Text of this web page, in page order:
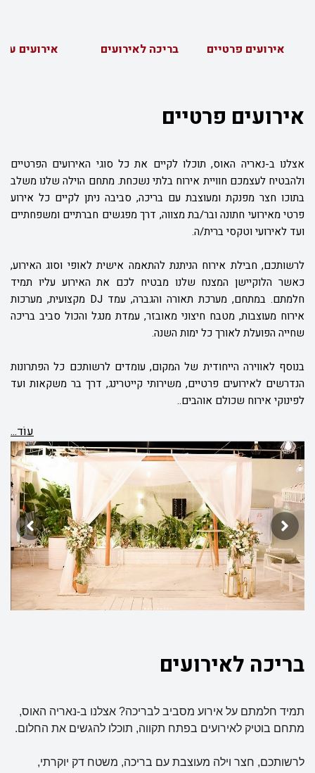
אירועים פרטיים בריכה לאירועים אירועים
אירועים פרטיים
אצלנו ב-נאריה האוס, תוכלו לקיים את כל סוגי האירועים הפרטיים
ולהבטיח לעצמכם חוויית אירוח בלתי נשכחת. מתחם הוילה שלנו משלב
בתוכו חצר מפנקת ומעוצבת עם בריכה, סביבה ניתן לקיים כל אירוע
פרטי מאירועי חתונה ובר/בת מצווה, דרך מפגשים חברתיים ומשפחתיים
ועד לאירועי וטקסי ברית/ה.
לרשותכם, חבילת אירוח הניתנת להתאמה אישית לאופי וסוג האירוע,
כאשר הלוקיישן המצנח שלנו מבטיח לכם את האירוע עליו תמיד
חלמתם. במתחם, מערכת תאורה והגברה, עמד DJ מקצועית, מערכות
אירוח מעוצבות, מטבח חיצוני מאובזר, עמדת מנגל והכול סביב בריכה
שחייה הפועלת לאורך כל ימות השנה.
בנוסף לאווירה הייחודית של המקום, עומדים לרשותכם כל הפתרונות
הנדרשים לאירועים פרטיים, משירותי קייטרינג, דרך בר משקאות ועד
לפינוקי אירוח שכולם אוהבים..
עוֹד...
בריכה לאירועים
תמיד חלמתם על אירוע מסביב לבריכה? אצלנו ב-נאריה האוס,
מתחם בוטיק לאירועים בפתח תקווה, תוכלו להגשים את החלום.
לרשותכם, חצר וילה מעוצבת עם בריכה, משטח דק יוקרתי,